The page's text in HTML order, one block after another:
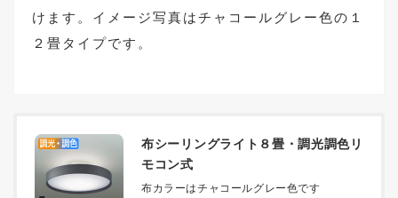
けます。イメージ写真はチャコールグレー色の１
２畳タイプです。
布シーリングライト８畳・調光調色リ
モコン式
布カラーはチャコールグレー色です